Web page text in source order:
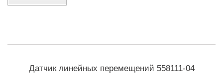
Датчик линейных перемещений 558111-04